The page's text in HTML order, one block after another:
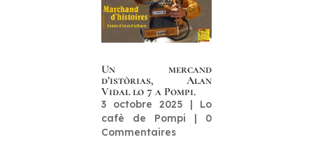
Un mercand
d’istòrias, Alan
Vidal lo 7 a Pompi.
3 octobre 2025 | Lo
cafè de Pompi | 0
Commentaires